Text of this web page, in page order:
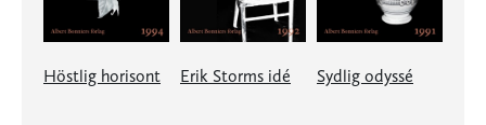
Höstlig horisont Erik Storms idé Sydlig odyssé